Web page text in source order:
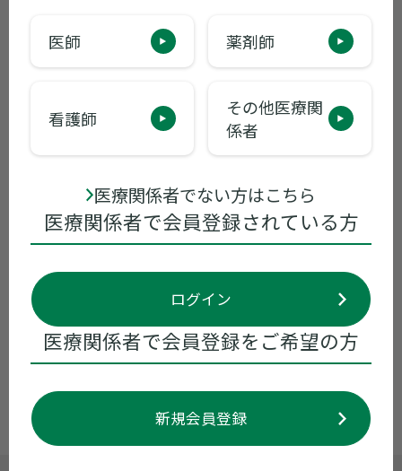
医師 薬剤師
看護師
その他医療関
係者
医療関係者でない方はこちら
医療関係者で会員登録されている方
ログイン
医療関係者で会員登録をご希望の方
新規会員登録
2022年07月01日 包装変更
ラツーダ錠20mg/錠40mg/錠60mg/錠
80mg 包装変更のお知らせ
2022年04月05日 包装変更
商号変更ならびに添付文書電子化に伴う
包装変更のお知らせ（住友ファーマ）
2022年03月03日
商号変更ならびに添付文書電子化に伴う
包装変更のお知らせ